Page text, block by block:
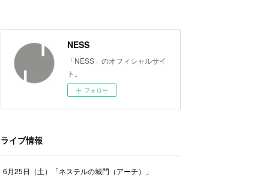
NESS
「NESS」のオフィシャルサイ
ト。
フォロー
ライブ情報
6月25日（土）「ネステルの城門（アーチ）」